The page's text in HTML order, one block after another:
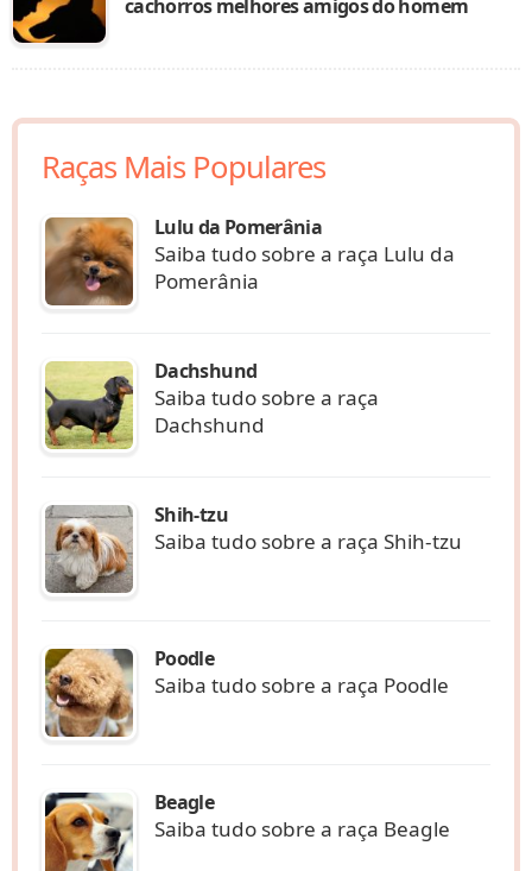
cachorros melhores amigos do homem
Raças Mais Populares
Lulu da Pomerânia
Saiba tudo sobre a raça Lulu da
Pomerânia
Dachshund
Saiba tudo sobre a raça
Dachshund
Shih-tzu
Saiba tudo sobre a raça Shih-tzu
Poodle
Saiba tudo sobre a raça Poodle
Beagle
Saiba tudo sobre a raça Beagle